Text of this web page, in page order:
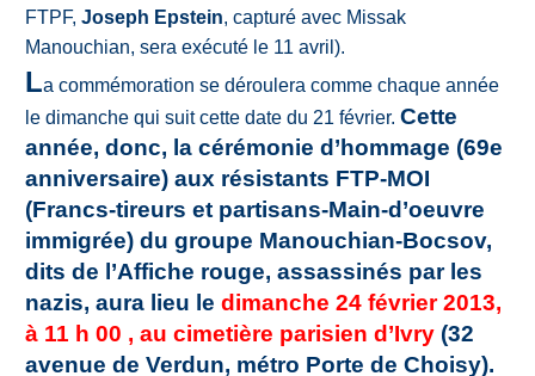
FTPF, Joseph Epstein, capturé avec Missak
Manouchian, sera exécuté le 11 avril).
La commémoration se déroulera comme chaque année
le dimanche qui suit cette date du 21 février. Cette
année, donc, la cérémonie d’hommage (69e
anniversaire) aux résistants FTP-MOI
(Francs-tireurs et partisans-Main-d’oeuvre
immigrée) du groupe Manouchian-Bocsov,
dits de l’Affiche rouge, assassinés par les
nazis, aura lieu le dimanche 24 février 2013,
à 11 h 00 , au cimetière parisien d’Ivry (32
avenue de Verdun, métro Porte de Choisy).